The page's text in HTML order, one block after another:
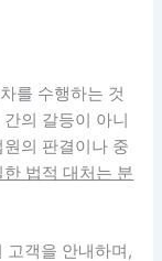
를 수행하는 것
의 갈등이 아니
의 판결이나 중
한 법적 대처는 분
고객을 안내하며,